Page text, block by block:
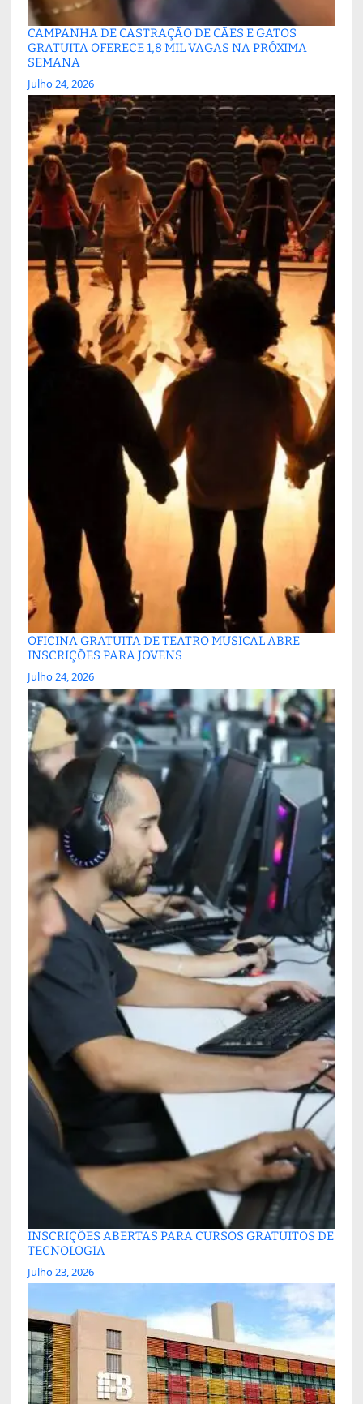
CAMPANHA DE CASTRAÇÃO DE CÃES E GATOS
GRATUITA OFERECE 1,8 MIL VAGAS NA PRÓXIMA
SEMANA
Julho 24, 2026
OFICINA GRATUITA DE TEATRO MUSICAL ABRE
INSCRIÇÕES PARA JOVENS
Julho 24, 2026
INSCRIÇÕES ABERTAS PARA CURSOS GRATUITOS DE
TECNOLOGIA
Julho 23, 2026